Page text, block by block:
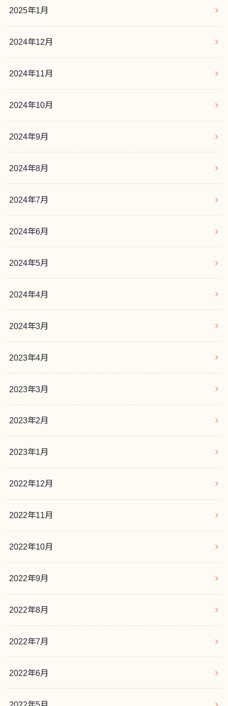
2025年1月
2024年12月
2024年11月
2024年10月
2024年9月
2024年8月
2024年7月
2024年6月
2024年5月
2024年4月
2024年3月
2023年4月
2023年3月
2023年2月
2023年1月
2022年12月
2022年11月
2022年10月
2022年9月
2022年8月
2022年7月
2022年6月